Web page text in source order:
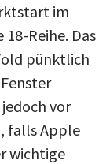
im
Reihe. Das
pünktlich
vor
falls Apple
wichtige